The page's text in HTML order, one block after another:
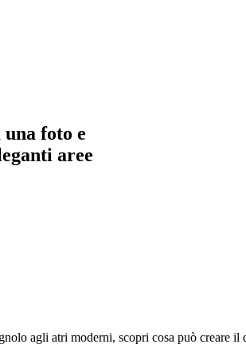
foto e
aree
agli atri moderni, scopri cosa può creare il